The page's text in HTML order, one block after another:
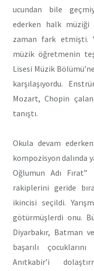
ucundan bile
ederken halk müziği
zaman fark etmişti.
müzik öğretmenin
Lisesi Müzik
karşılaşıyordu.
Mozart, Chopin
tanıştı.
Okula devam
kompozisyon dalında
Oğlumun Adı Fırat”
rakiplerini geride
ikincisi seçildi.
götürmüşlerdi onu.
Diyarbakır, Batman
başarılı
Anıtkabir’i